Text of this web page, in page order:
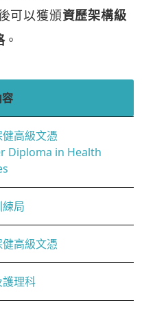
可以獲頒資歷架構級
。
高級文憑
Diploma in Health
局
高級文憑
理科